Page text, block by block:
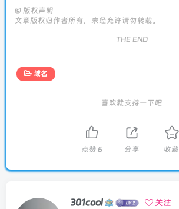
© 版权声明
文章版权归作者所有，未经允许请勿转载。
THE END
域名
喜欢就支持一下吧
点赞 6 分享 收藏
301cool 关注